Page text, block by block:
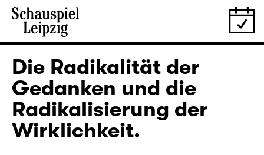
Die Radikalität der
Gedanken und die
Radikalisierung der
Wirklichkeit.